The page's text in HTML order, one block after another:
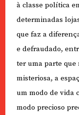
à classe política
determinadas
que faz a
e defraudado,
ter uma parte que
misteriosa, a
um modo de vida
modo precioso